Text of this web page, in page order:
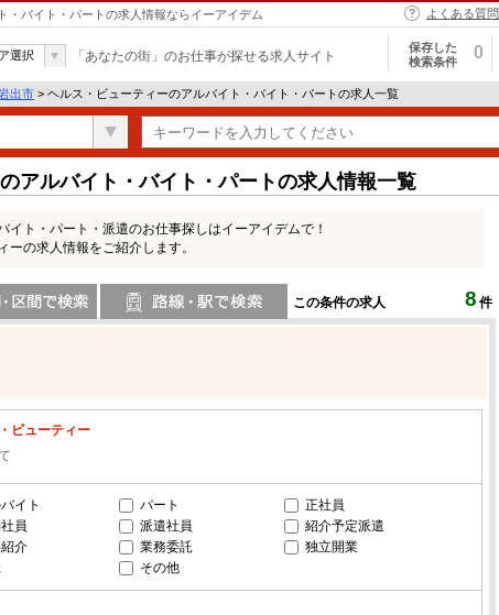
・バイト・パートの求人情報ならイーアイデム よくある質問
選択 「あなたの街」のお仕事が探せる求人サイト
保存した
検索条件
0
出市 > ヘルス・ビューティーのアルバイト・バイト・パートの求人一覧
アルバイト・バイト・パートの求人情報一覧
ト・パート・派遣のお仕事探しはイーアイデムで！
の求人情報をご紹介します。
この条件の求人 8 件
ビューティー
イト パート
正社員
員
派遣社員
紹介予定派遣
介
業務委託
独立開業
その他